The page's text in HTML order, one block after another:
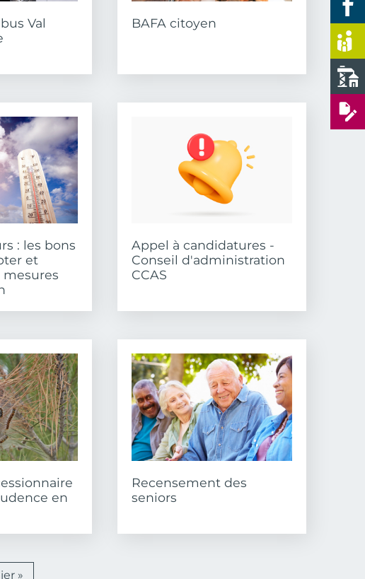
Val
BAFA citoyen
: les bons
et
Appel à candidatures -
Conseil d'administration
CCAS
en
Recensement des
seniors
»Dernière page